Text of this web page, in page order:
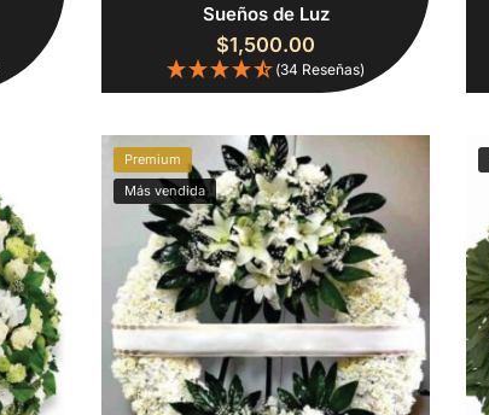
Sueños de Luz
$1,500.00
(34 Reseñas)
Premium
Más vendida